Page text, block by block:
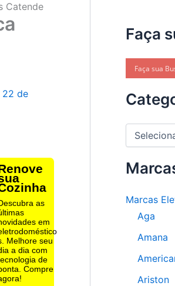
Catende
22 de
as
em
Melhore seu
a dia com
de
Compre
Faça
C
e
g
rMarcas
Aga
Amana
Ariston